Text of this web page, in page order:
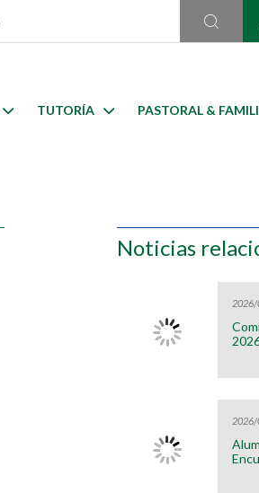
TUTORÍA PASTORAL &
Noticias